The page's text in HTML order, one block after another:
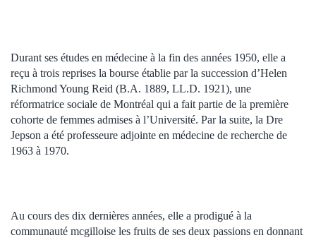
Durant ses études en médecine à la fin des années 1950, elle a
reçu à trois reprises la bourse établie par la succession d’Helen
Richmond Young Reid (B.A. 1889, LL.D. 1921), une
réformatrice sociale de Montréal qui a fait partie de la première
cohorte de femmes admises à l’Université. Par la suite, la Dre
Jepson a été professeure adjointe en médecine de recherche de
1963 à 1970.
Au cours des dix dernières années, elle a prodigué à la
communauté mcgilloise les fruits de ses deux passions en donnant